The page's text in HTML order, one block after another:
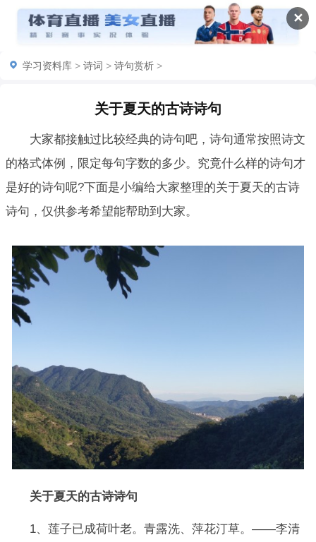
✕
学习资料库 > 诗词 > 诗句赏析 >
关于夏天的古诗诗句
大家都接触过比较经典的诗句吧，诗句通常按照诗文
的格式体例，限定每句字数的多少。究竟什么样的诗句才
是好的诗句呢?下面是小编给大家整理的关于夏天的古诗
诗句，仅供参考希望能帮助到大家。
关于夏天的古诗诗句
1、莲子已成荷叶老。青露洗、萍花汀草。——李清